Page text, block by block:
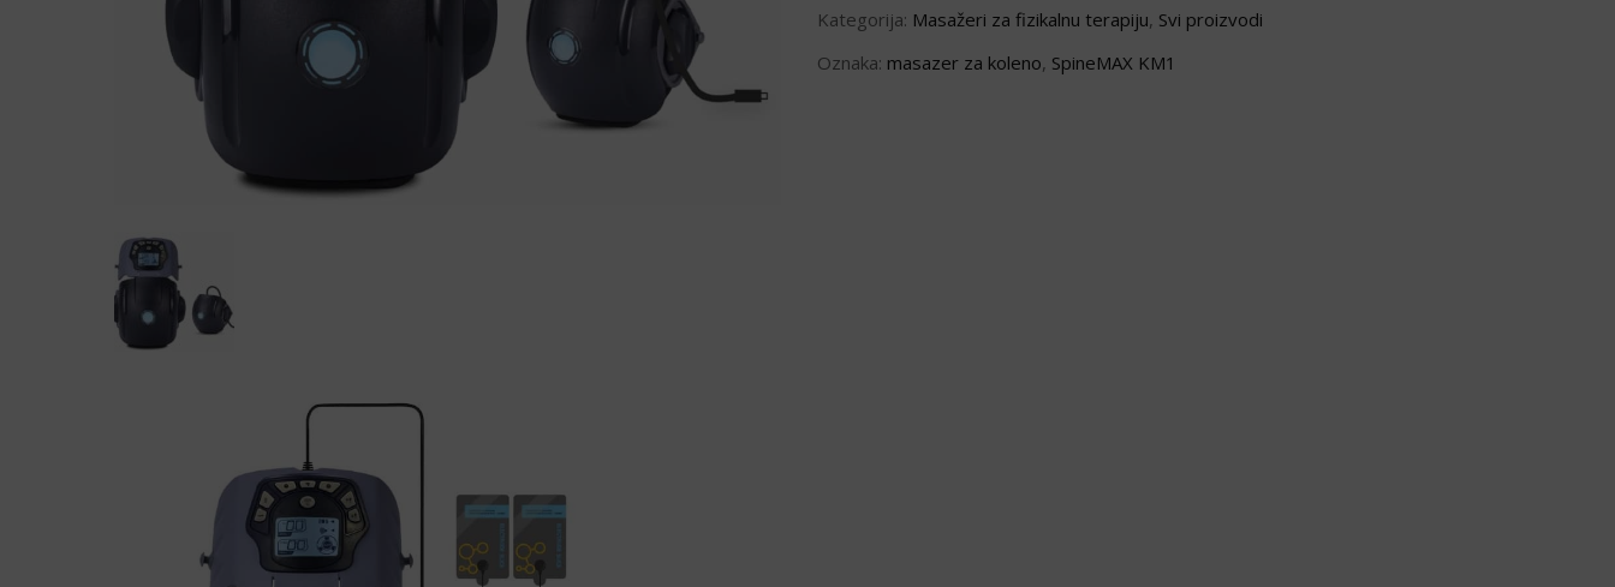
Kategorija: Masažeri za fizikalnu terapiju, Svi proizvodi
Oznaka: masazer za koleno, SpineMAX KM1